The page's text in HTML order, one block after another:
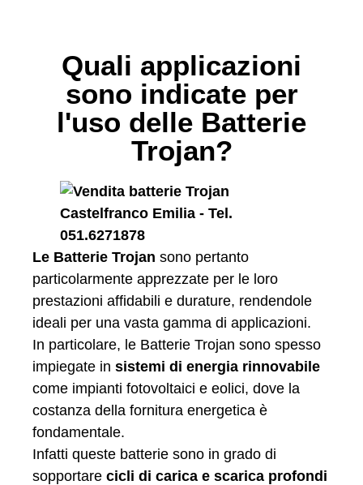
Quali applicazioni
sono indicate per
l'uso delle Batterie
Trojan?
Le Batterie Trojan sono pertanto
particolarmente apprezzate per le loro
prestazioni affidabili e durature, rendendole
ideali per una vasta gamma di applicazioni.
In particolare, le Batterie Trojan sono spesso
impiegate in sistemi di energia rinnovabile
come impianti fotovoltaici e eolici, dove la
costanza della fornitura energetica è
fondamentale.
Infatti queste batterie sono in grado di
sopportare cicli di carica e scarica profondi